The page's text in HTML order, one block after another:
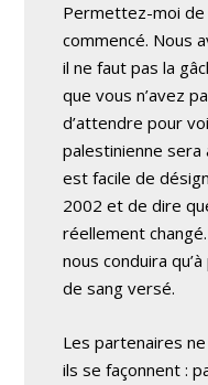
Permettez-moi de
commencé. Nous
il ne faut pas la
que vous n’avez
d’attendre pour
palestinienne sera
est facile de
2002 et de dire
réellement
nous conduira
de sang versé.
Les partenaires
ils se façonnent :